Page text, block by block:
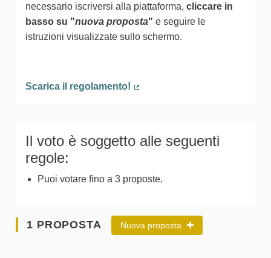
necessario iscriversi alla piattaforma, cliccare in
basso su "nuova proposta" e seguire le
istruzioni visualizzate sullo schermo.
Scarica il regolamento!
Il voto è soggetto alle seguenti
regole:
Puoi votare fino a 3 proposte.
1 PROPOSTA Nuova proposta